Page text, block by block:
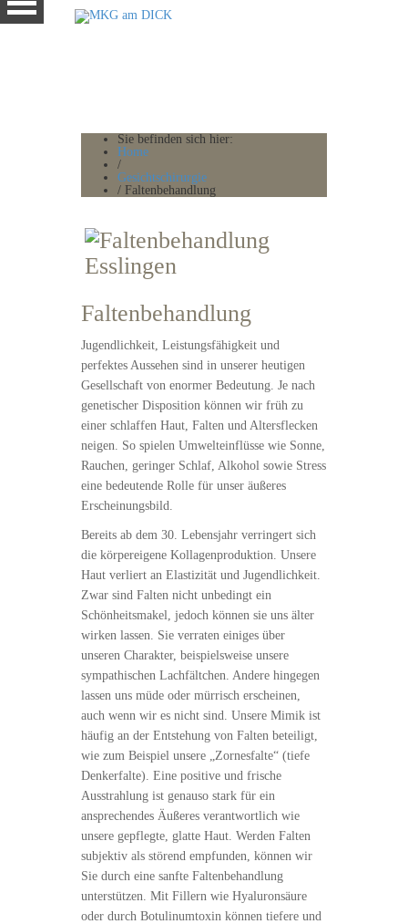
Sie befinden sich hier:
Home
/
Gesichtschirurgie
/ Faltenbehandlung
Faltenbehandlung
Jugendlichkeit, Leistungsfähigkeit und
perfektes Aussehen sind in unserer heutigen
Gesellschaft von enormer Bedeutung. Je nach
genetischer Disposition können wir früh zu
einer schlaffen Haut, Falten und Altersflecken
neigen. So spielen Umwelteinflüsse wie Sonne,
Rauchen, geringer Schlaf, Alkohol sowie Stress
eine bedeutende Rolle für unser äußeres
Erscheinungsbild.
Bereits ab dem 30. Lebensjahr verringert sich
die körpereigene Kollagenproduktion. Unsere
Haut verliert an Elastizität und Jugendlichkeit.
Zwar sind Falten nicht unbedingt ein
Schönheitsmakel, jedoch können sie uns älter
wirken lassen. Sie verraten einiges über
unseren Charakter, beispielsweise unsere
sympathischen Lachfältchen. Andere hingegen
lassen uns müde oder mürrisch erscheinen,
auch wenn wir es nicht sind. Unsere Mimik ist
häufig an der Entstehung von Falten beteiligt,
wie zum Beispiel unsere „Zornesfalte“ (tiefe
Denkerfalte). Eine positive und frische
Ausstrahlung ist genauso stark für ein
ansprechendes Äußeres verantwortlich wie
unsere gepflegte, glatte Haut. Werden Falten
subjektiv als störend empfunden, können wir
Sie durch eine sanfte Faltenbehandlung
unterstützen. Mit Fillern wie Hyaluronsäure
oder durch Botulinumtoxin können tiefere und